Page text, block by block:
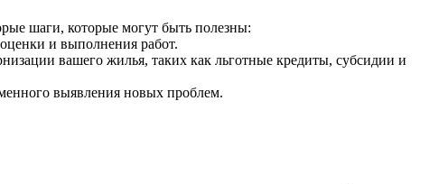
шаги, которые могут быть полезны:
и выполнения работ.
вашего жилья, таких как льготные кредиты, субсидии и
выявления новых проблем.